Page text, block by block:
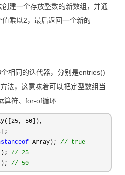
一个存放整数的新数组，并通
乘以2，最后返回一个新的
同的迭代器，分别是entries()
法，这意味着可以把定型数组当
算符、for-of循环
50 ]),
Array); // true
// 25
// 50